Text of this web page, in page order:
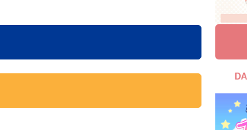
DAM
カラオ
自
家族や